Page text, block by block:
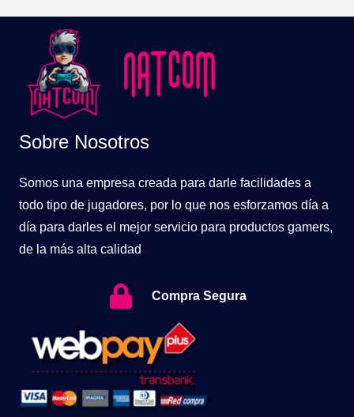
Sobre Nosotros
Somos una empresa creada para darle facilidades a
todo tipo de jugadores, por lo que nos esforzamos día a
día para darles el mejor servicio para productos gamers,
de la más alta calidad
Compra Segura